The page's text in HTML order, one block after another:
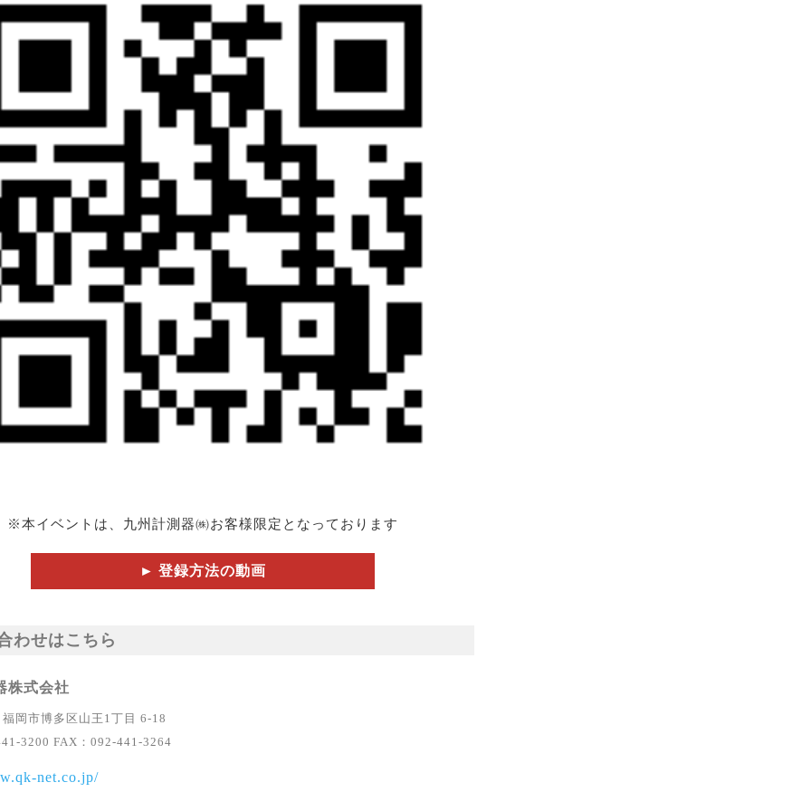
※本イベントは、九州計測器㈱お客様限定となっております
► 登録方法の動画
わせはこちら
株式会社
岡市博多区山王1丁目 6-18
3200 FAX：092-441-3264
net.co.jp/